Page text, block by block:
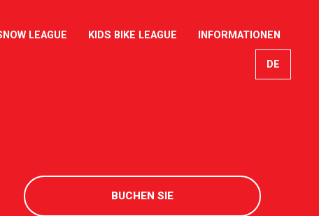
LEAGUE KIDS BIKE LEAGUE INFORMATIONEN
DE
BUCHEN SIE